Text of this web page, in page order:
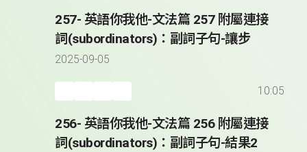
257- 英語你我他-文法篇 257 附屬連接
詞(subordinators)：副詞子句-讓步
2025-09-05
10:05
256- 英語你我他-文法篇 256 附屬連接
詞(subordinators)：副詞子句-結果2